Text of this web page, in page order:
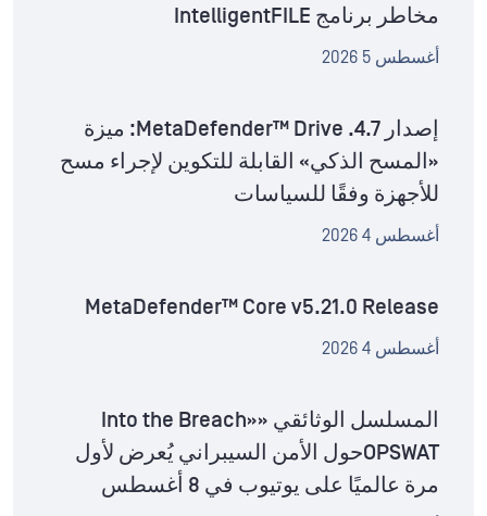
مخاطر برنامج IntelligentFILE
أغسطس 5 2026
إصدار MetaDefender™ Drive .4.7: ميزة
«المسح الذكي» القابلة للتكوين لإجراء مسح
للأجهزة وفقًا للسياسات
أغسطس 4 2026
MetaDefender™ Core v5.21.0 Release
أغسطس 4 2026
المسلسل الوثائقي «Into the Breach»
OPSWATحول الأمن السيبراني يُعرض لأول
مرة عالميًا على يوتيوب في 8 أغسطس